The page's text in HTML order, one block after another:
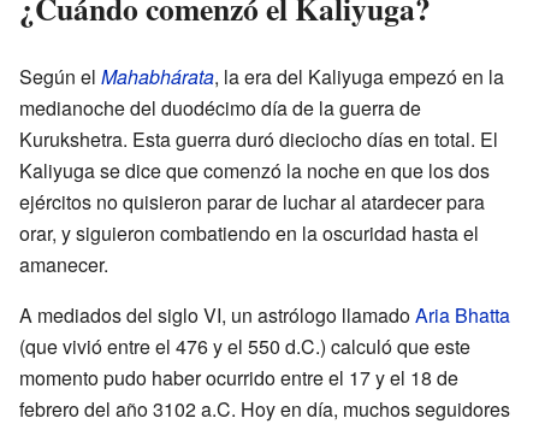
Según el Mahabhárata, la era del Kaliyuga empezó en la
medianoche del duodécimo día de la guerra de
Kurukshetra. Esta guerra duró dieciocho días en total. El
Kaliyuga se dice que comenzó la noche en que los dos
ejércitos no quisieron parar de luchar al atardecer para
orar, y siguieron combatiendo en la oscuridad hasta el
amanecer.
A mediados del siglo VI, un astrólogo llamadoAria Bhatta
(que vivió entre el 476 y el 550 d.C.) calculó que este
momento pudo haber ocurrido entre el 17 y el 18 de
febrero del año 3102 a.C. Hoy en día, muchos seguidores